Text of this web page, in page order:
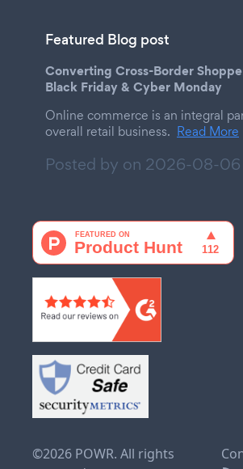
Featured Blog post
Converting Cross-Border
Black Friday & Cyber Monday
Online commerce is an integral
overall retail business. Read More
Posted by on 2026-08-06
©2026 POWR. All rights